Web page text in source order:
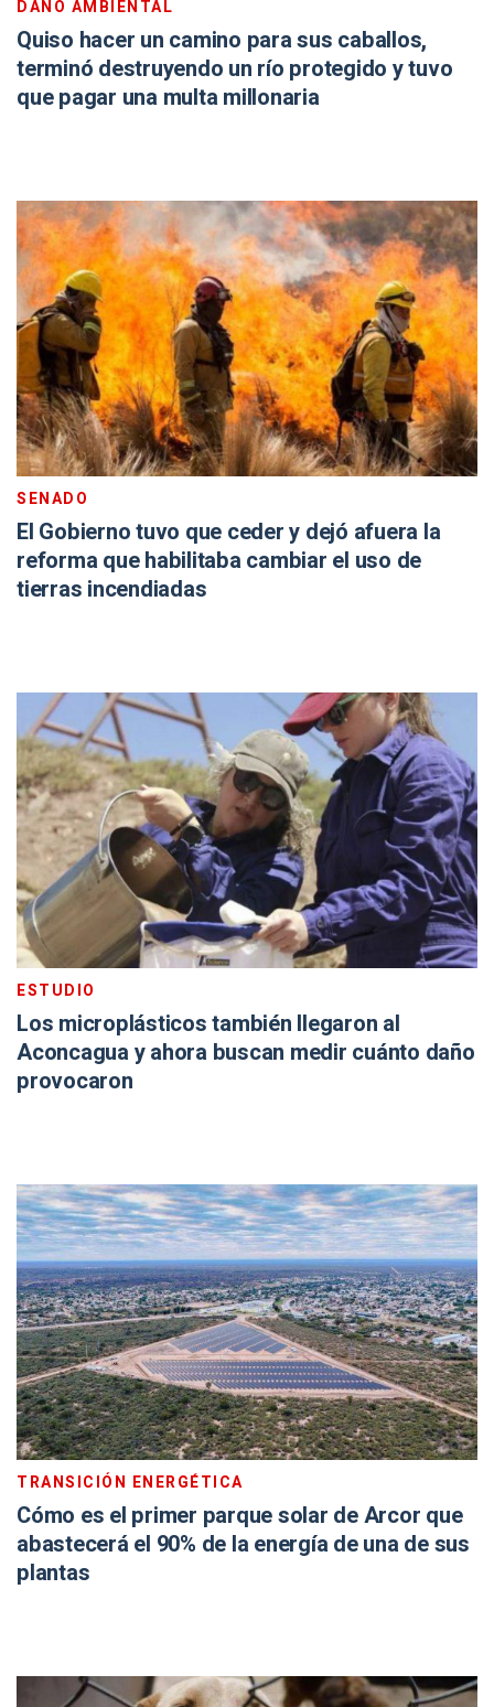
DAÑO AMBIENTAL
Quiso hacer un camino para sus caballos,
terminó destruyendo un río protegido y tuvo
que pagar una multa millonaria
SENADO
El Gobierno tuvo que ceder y dejó afuera la
reforma que habilitaba cambiar el uso de
tierras incendiadas
ESTUDIO
Los microplásticos también llegaron al
Aconcagua y ahora buscan medir cuánto daño
provocaron
TRANSICIÓN ENERGÉTICA
Cómo es el primer parque solar de Arcor que
abastecerá el 90% de la energía de una de sus
plantas